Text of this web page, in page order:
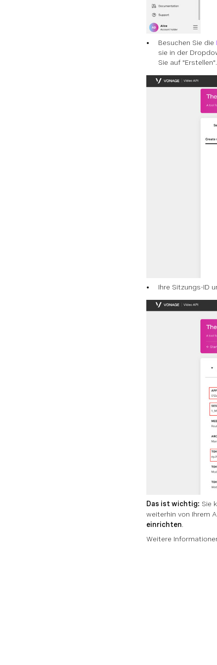
Besuchen Sie die
sie in der
Sie auf "Erstellen".
Ihre Sitzungs-ID
Das ist wichtig: Sie
weiterhin von Ihrem
einrichten.
Weitere